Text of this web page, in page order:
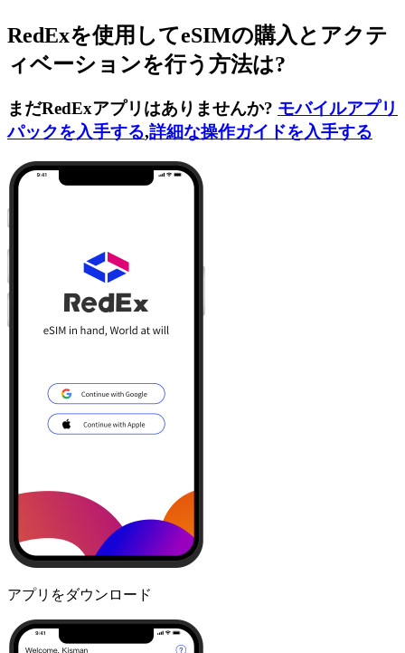
RedExを使用してeSIMの購入とアクテ
ィベーションを行う方法は?
まだRedExアプリはありませんか? モバイルアプリ
パックを入手する,詳細な操作ガイドを入手する
アプリをダウンロード